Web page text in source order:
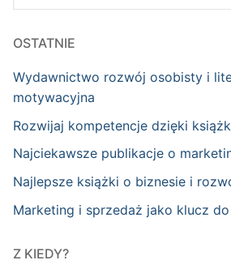
OSTATNIE
Wydawnictwo rozwój osobisty i
motywacyjna
Rozwijaj kompetencje dzięki
Najciekawsze publikacje o
Najlepsze książki o biznesie i
Marketing i sprzedaż jako klucz do
Z KIEDY?